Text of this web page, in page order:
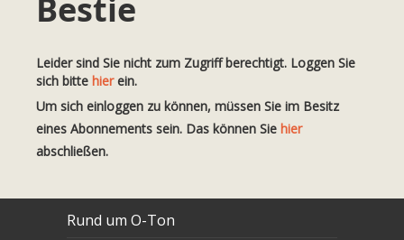
Bestie
Leider sind Sie nicht zum Zugriff berechtigt. Loggen Sie
sich bitte hierein.
Um sich einloggen zu können, müssen Sie im Besitz
eines Abonnements sein. Das können Sie hier
abschließen.
Rund um O-Ton